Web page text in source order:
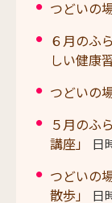
つどいの
６月のふ
しい健康
つどいの
５月のふ
講座」
日
つどいの
散歩」
日